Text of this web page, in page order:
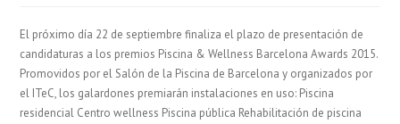
El próximo día 22 de septiembre finaliza el plazo de presentación de
candidaturas a los premios Piscina & Wellness Barcelona Awards 2015.
Promovidos por el Salón de la Piscina de Barcelona y organizados por
el ITeC, los galardones premiarán instalaciones en uso: Piscina
residencial Centro wellness Piscina pública Rehabilitación de piscina